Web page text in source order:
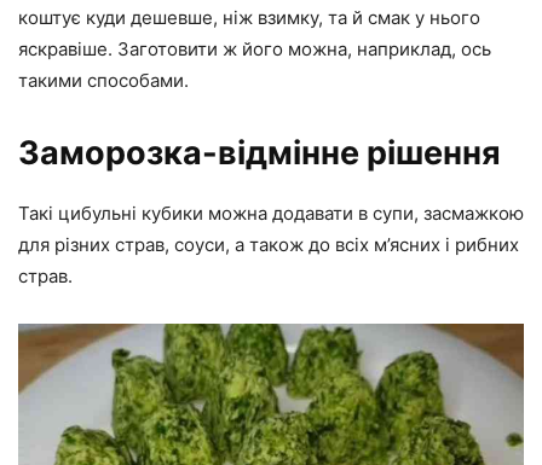
коштує куди дешевше, ніж взимку, та й смак у нього
яскравіше. Заготовити ж його можна, наприклад, ось
такими способами.
Заморозка-відмінне рішення
Такі цибульні кубики можна додавати в супи, засмажкою
для різних страв, соуси, а також до всіх м’ясних і рибних
страв.